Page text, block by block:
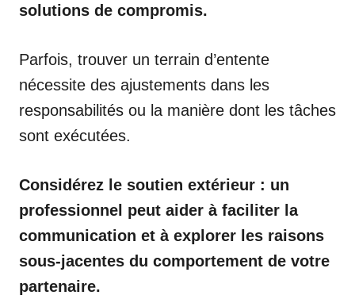
solutions de compromis.
Parfois, trouver un terrain d’entente
nécessite des ajustements dans les
responsabilités ou la manière dont les tâches
sont exécutées.
Considérez le soutien extérieur : un
professionnel peut aider à faciliter la
communication et à explorer les raisons
sous-jacentes du comportement de votre
partenaire.